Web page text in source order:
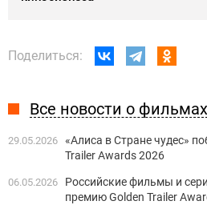
Поделиться:
Все новости о фильмах
29.05.2026 «Алиса в Стране чудес»
Trailer Awards 2026
06.05.2026
Российские фильмы и
премию Golden Trailer